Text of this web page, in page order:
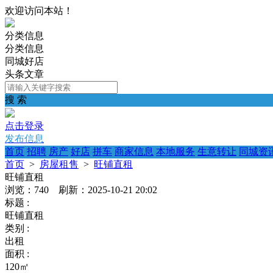
欢迎访问本站！
分类信息
分类信息
同城好店
头条文章
搜 索
点击登录
发布信息
首页 招聘 房产 好店 拼车 商家信息 本地服务 生意转让 同城资
首页 > 房屋租售 > 旺铺直租
旺铺直租
浏览：740 刷新：2025-10-21 20:02
标题 :
旺铺直租
类别 :
出租
面积 :
120㎡